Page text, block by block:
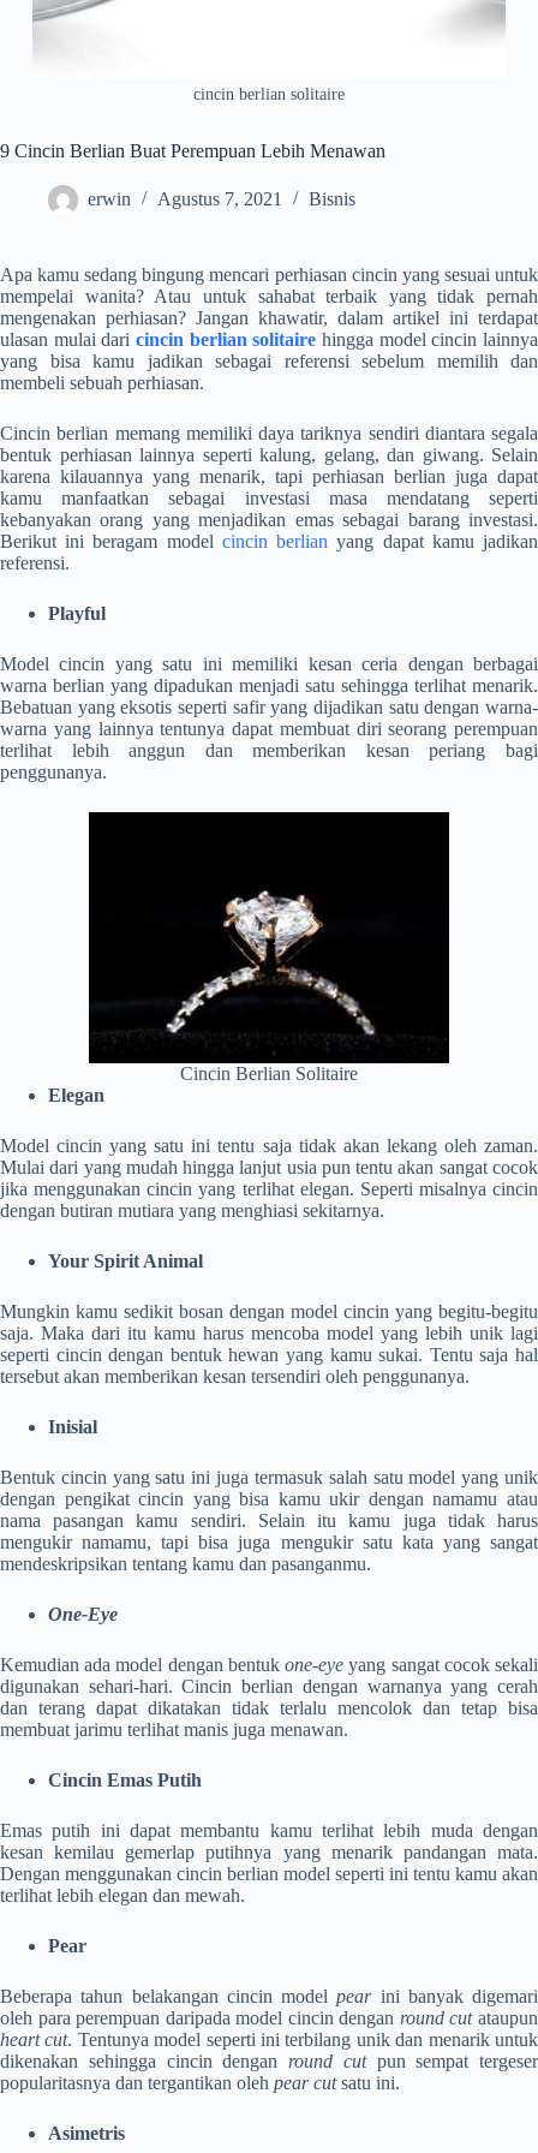
cincin berlian solitaire
9 Cincin Berlian Buat Perempuan Lebih Menawan
erwin Agustus 7, 2021 Bisnis
Apa kamu sedang bingung mencari perhiasan cincin yang sesuai untuk
mempelai wanita? Atau untuk sahabat terbaik yang tidak pernah
mengenakan perhiasan? Jangan khawatir, dalam artikel ini terdapat
ulasan mulai dari cincin berlian solitaire hingga model cincin lainnya
yang bisa kamu jadikan sebagai referensi sebelum memilih dan
membeli sebuah perhiasan.
Cincin berlian memang memiliki daya tariknya sendiri diantara segala
bentuk perhiasan lainnya seperti kalung, gelang, dan giwang. Selain
karena kilauannya yang menarik, tapi perhiasan berlian juga dapat
kamu manfaatkan sebagai investasi masa mendatang seperti
kebanyakan orang yang menjadikan emas sebagai barang investasi.
Berikut ini beragam model cincin berlian yang dapat kamu jadikan
referensi.
Playful
Model cincin yang satu ini memiliki kesan ceria dengan berbagai
warna berlian yang dipadukan menjadi satu sehingga terlihat menarik.
Bebatuan yang eksotis seperti safir yang dijadikan satu dengan warna-
warna yang lainnya tentunya dapat membuat diri seorang perempuan
terlihat lebih anggun dan memberikan kesan periang bagi
penggunanya.
Cincin Berlian Solitaire
Elegan
Model cincin yang satu ini tentu saja tidak akan lekang oleh zaman.
Mulai dari yang mudah hingga lanjut usia pun tentu akan sangat cocok
jika menggunakan cincin yang terlihat elegan. Seperti misalnya cincin
dengan butiran mutiara yang menghiasi sekitarnya.
Your Spirit Animal
Mungkin kamu sedikit bosan dengan model cincin yang begitu-begitu
saja. Maka dari itu kamu harus mencoba model yang lebih unik lagi
seperti cincin dengan bentuk hewan yang kamu sukai. Tentu saja hal
tersebut akan memberikan kesan tersendiri oleh penggunanya.
Inisial
Bentuk cincin yang satu ini juga termasuk salah satu model yang unik
dengan pengikat cincin yang bisa kamu ukir dengan namamu atau
nama pasangan kamu sendiri. Selain itu kamu juga tidak harus
mengukir namamu, tapi bisa juga mengukir satu kata yang sangat
mendeskripsikan tentang kamu dan pasanganmu.
One-Eye
Kemudian ada model dengan bentukone-eye yang sangat cocok sekali
digunakan sehari-hari. Cincin berlian dengan warnanya yang cerah
dan terang dapat dikatakan tidak terlalu mencolok dan tetap bisa
membuat jarimu terlihat manis juga menawan.
Cincin Emas Putih
Emas putih ini dapat membantu kamu terlihat lebih muda dengan
kesan kemilau gemerlap putihnya yang menarik pandangan mata.
Dengan menggunakan cincin berlian model seperti ini tentu kamu akan
terlihat lebih elegan dan mewah.
Pear
Beberapa tahun belakangan cincin modelpearini banyak digemari
oleh para perempuan daripada model cincin dengan round cutataupun
heart cut. Tentunya model seperti ini terbilang unik dan menarik untuk
dikenakan sehingga cincin dengan round cut pun sempat tergeser
popularitasnya dan tergantikan oleh pear cutsatu ini.
Asimetris